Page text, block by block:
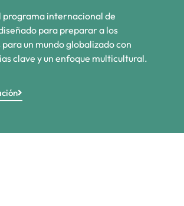
programa internacional de
para preparar a los
un mundo globalizado con
clave y un enfoque multicultural.